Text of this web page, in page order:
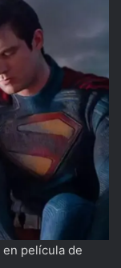
película de